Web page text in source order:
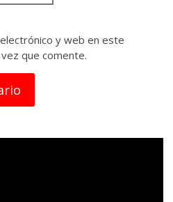
y web en este
que comente.